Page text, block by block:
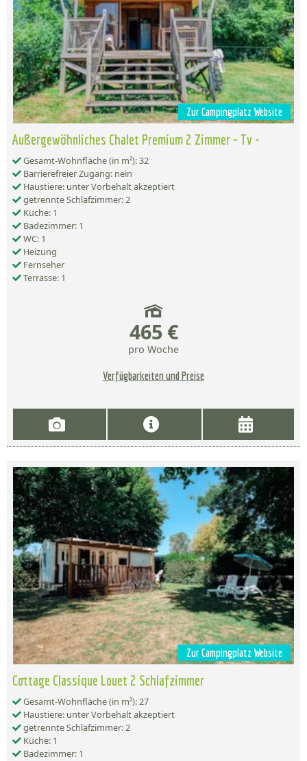
Zur Campingplatz Website
Außergewöhnliches Chalet Premium 2 Zimmer - Tv -
Gesamt-Wohnfläche (in m²): 32
Barrierefreier Zugang: nein
Haustiere: unter Vorbehalt akzeptiert
getrennte Schlafzimmer: 2
Küche: 1
Badezimmer: 1
WC: 1
Heizung
Fernseher
Terrasse: 1
465 €
pro Woche
Verfügbarkeiten und Preise
Zur Campingplatz Website
Cottage Classique Louet 2 Schlafzimmer
Gesamt-Wohnfläche (in m²): 27
Haustiere: unter Vorbehalt akzeptiert
getrennte Schlafzimmer: 2
Küche: 1
Badezimmer: 1